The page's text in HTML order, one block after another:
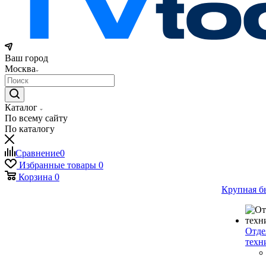
Ваш город
Москва
Каталог
По всему сайту
По каталогу
Сравнение0
Избранные товары 0
Корзина 0
Крупная